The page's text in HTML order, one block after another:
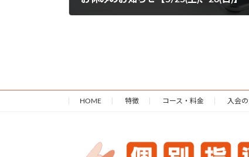
HOME 特徴 コース・料金 入会